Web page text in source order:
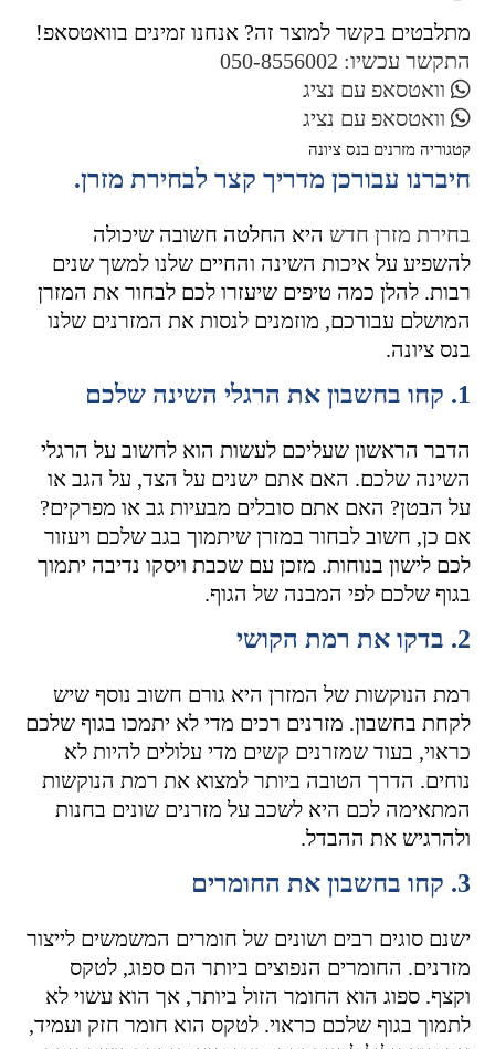
מזרן
זוגי
מידה
140/190
של
BELLONA
דגם
POCKET
מתלבטים בקשר למוצר זה? אנחנו זמינים בוואטסאפ!
התקשר עכשיו: 050-8556002
וואטסאפ עם נציג
וואטסאפ עם נציג
קטגוריה מזרנים בנס ציונה
חיברנו עבורכן מדריך קצר לבחירת מזרן.
בחירת מזרן חדשהיא החלטה חשובה שיכולה
להשפיע על איכות השינה והחיים שלנו למשך שנים
רבות. להלן כמה טיפים שיעזרו לכם לבחור את המזרן
המושלם עבורכם, מוזמנים לנסות את המזרנים שלנו
בנס ציונה.
1. קחו בחשבון את הרגלי השינה שלכם
הדבר הראשון שעליכם לעשות הוא לחשוב על הרגלי
השינה שלכם. האם אתם ישנים על הצד, על הגב או
על הבטן? האם אתם סובלים מבעיות גב או מפרקים?
אם כן, חשוב לבחור במזרן שיתמוך בגב שלכם ויעזור
לכם לישון בנוחות. מזכן עם שכבת ויסקו נדיבה יתמוך
בגוף שלכם לפי המבנה של הגוף.
2. בדקו את רמת הקושי
רמת הנוקשות של המזרן היא גורם חשוב נוסף שיש
לקחת בחשבון. מזרנים רכים מדי לא יתמכו בגוף שלכם
כראוי, בעוד שמזרנים קשים מדי עלולים להיות לא
נוחים. הדרך הטובה ביותר למצוא את רמת הנוקשות
המתאימה לכם היא לשכב על מזרנים שונים בחנות
ולהרגיש את ההבדל.
3. קחו בחשבון את החומרים
ישנם סוגים רבים ושונים של חומרים המשמשים לייצור
מזרנים. החומרים הנפוצים ביותר הם ספוג, לטקס
וקצף. ספוג הוא החומר הזול ביותר, אך הוא עשוי לא
לתמוך בגוף שלכם כראוי. לטקס הוא חומר חזק ועמיד,